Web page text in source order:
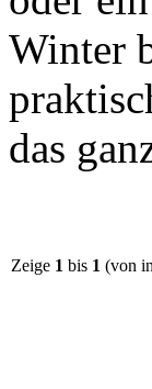
Winter
das
Zeige 1 bis 1 (von